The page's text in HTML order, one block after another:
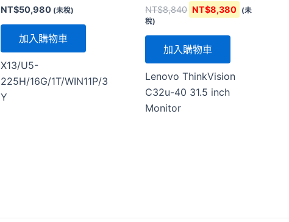
NT$50,980 (未稅)
加入購物車
X13/U5-
225H/16G/1T/WIN11P/3
Y
NT$8,840 NT$8,380
(未
稅)
加入購物車
Lenovo ThinkVision
C32u-40 31.5 inch
Monitor